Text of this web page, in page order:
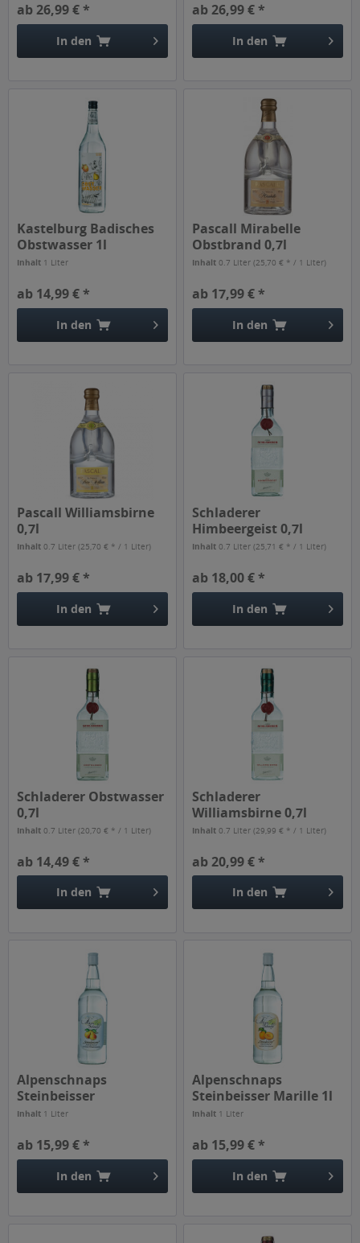
ab 26,99 € *
In den
ab 26,99 € *
In den
Kastelburg Badisches
Obstwasser 1l
Inhalt 1 Liter
ab 14,99 € *
In den
Pascall Mirabelle
Obstbrand 0,7l
Inhalt0.7 Liter(25,70 € * / 1 Liter)
ab 17,99 € *
In den
Pascall Williamsbirne
0,7l
Inhalt0.7 Liter(25,70 € * / 1 Liter)
ab 17,99 € *
In den
Schladerer
Himbeergeist 0,7l
Inhalt0.7 Liter(25,71 € * / 1 Liter)
ab 18,00 € *
In den
Schladerer Obstwasser
0,7l
Inhalt0.7 Liter(20,70 € * / 1 Liter)
ab 14,49 € *
In den
Schladerer
Williamsbirne 0,7l
Inhalt0.7 Liter(29,99 € * / 1 Liter)
ab 20,99 € *
In den
Alpenschnaps
Steinbeisser
Williamsbirne 1l
Inhalt 1 Liter
ab 15,99 € *
In den
Alpenschnaps
Steinbeisser Marille 1l
Inhalt 1 Liter
ab 15,99 € *
In den